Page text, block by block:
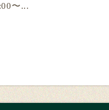
〜...